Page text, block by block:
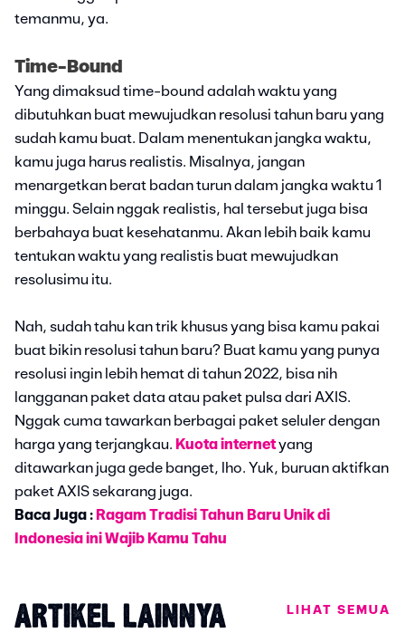
temanmu, ya.
Time-Bound
Yang dimaksud time-bound adalah waktu yang
dibutuhkan buat mewujudkan resolusi tahun baru yang
sudah kamu buat. Dalam menentukan jangka waktu,
kamu juga harus realistis. Misalnya, jangan
menargetkan berat badan turun dalam jangka waktu 1
minggu. Selain nggak realistis, hal tersebut juga bisa
berbahaya buat kesehatanmu. Akan lebih baik kamu
tentukan waktu yang realistis buat mewujudkan
resolusimu itu.
Nah, sudah tahu kan trik khusus yang bisa kamu pakai
buat bikin resolusi tahun baru? Buat kamu yang punya
resolusi ingin lebih hemat di tahun 2022, bisa nih
langganan paket data atau paket pulsa dari AXIS.
Nggak cuma tawarkan berbagai paket seluler dengan
harga yang terjangkau. Kuota internetyang
ditawarkan juga gede banget, lho. Yuk, buruan aktifkan
paket AXIS sekarang juga.
Baca Juga : Ragam Tradisi Tahun Baru Unik di
Indonesia ini Wajib Kamu Tahu
ARTIKEL LAINNYA LIHAT SEMUA